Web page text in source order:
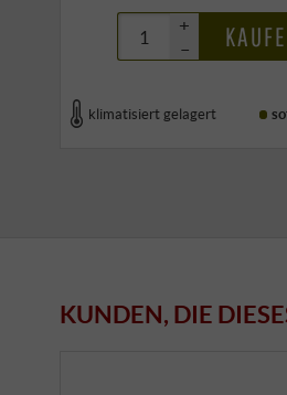
+
–
klimatisiert gelagert
KUNDEN, DIE